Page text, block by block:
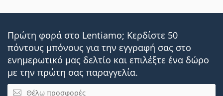
Είναι ιατρικό προϊόν. Διαβάστε τις οδηγίες πριν από
τη χρήση.
Πρώτη φορά στο Lentiamo; Κερδίστε 50
πόντους μπόνους για την εγγραφή σας στο
ενημερωτικό μας δελτίο και επιλέξτε ένα δώρο
με την πρώτη σας παραγγελία.
Email